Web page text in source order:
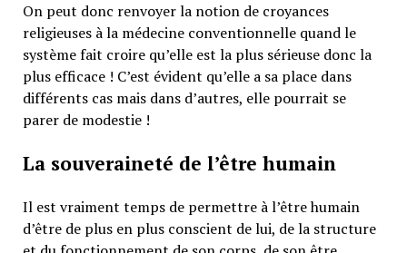
On peut donc renvoyer la notion de croyances
religieuses à la médecine conventionnelle quand le
système fait croire qu’elle est la plus sérieuse donc la
plus efficace ! C’est évident qu’elle a sa place dans
différents cas mais dans d’autres, elle pourrait se
parer de modestie !
La souveraineté de l’être humain
Il est vraiment temps de permettre à l’être humain
d’être de plus en plus conscient de lui, de la structure